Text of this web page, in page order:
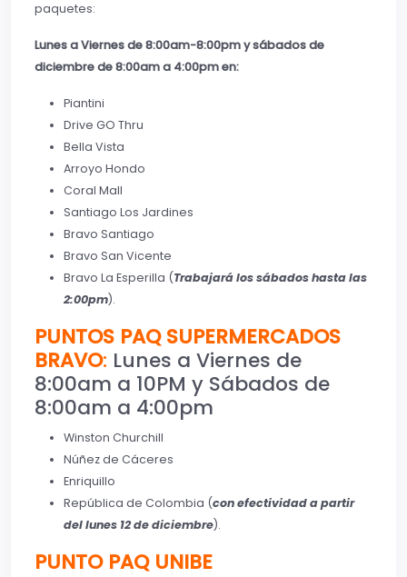
paquetes:
Lunes a Viernes de 8:00am-8:00pm y sábados de
diciembre de 8:00am a 4:00pm en:
Piantini
Drive GO Thru
Bella Vista
Arroyo Hondo
Coral Mall
Santiago Los Jardines
Bravo Santiago
Bravo San Vicente
Bravo La Esperilla (Trabajará los sábados hasta las
2:00pm).
PUNTOS PAQ SUPERMERCADOS
BRAVO: Lunes a Viernes de
8:00am a 10PM y Sábados de
8:00am a 4:00pm
Winston Churchill
Núñez de Cáceres
Enriquillo
República de Colombia (con efectividad a partir
del lunes 12 de diciembre).
PUNTO PAQ UNIBE